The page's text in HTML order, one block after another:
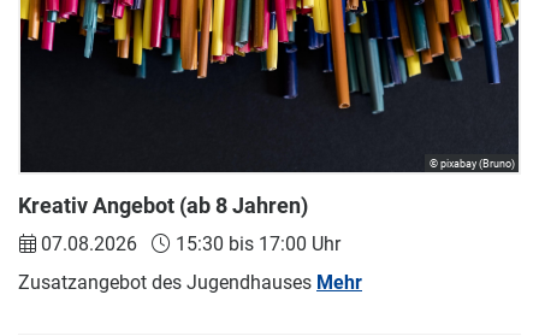
Kreativ Angebot (ab 8 Jahren)
07.08.2026
15:30 bis 17:00 Uhr
Zusatzangebot des Jugendhauses Mehr
© pixabay (Bruno)